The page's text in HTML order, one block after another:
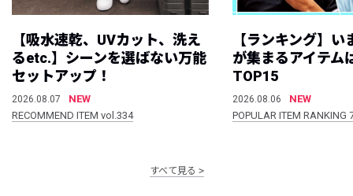
【吸水速乾、UVカット、洗え
るetc.】シーンを選ばない万能
セットアップ！
2026.08.07
NEW
RECOMMEND ITEM vol.334
【ランキング】
が集まるアイテム
TOP15
2026.08.06
NEW
POPULAR ITEM
すべて見る